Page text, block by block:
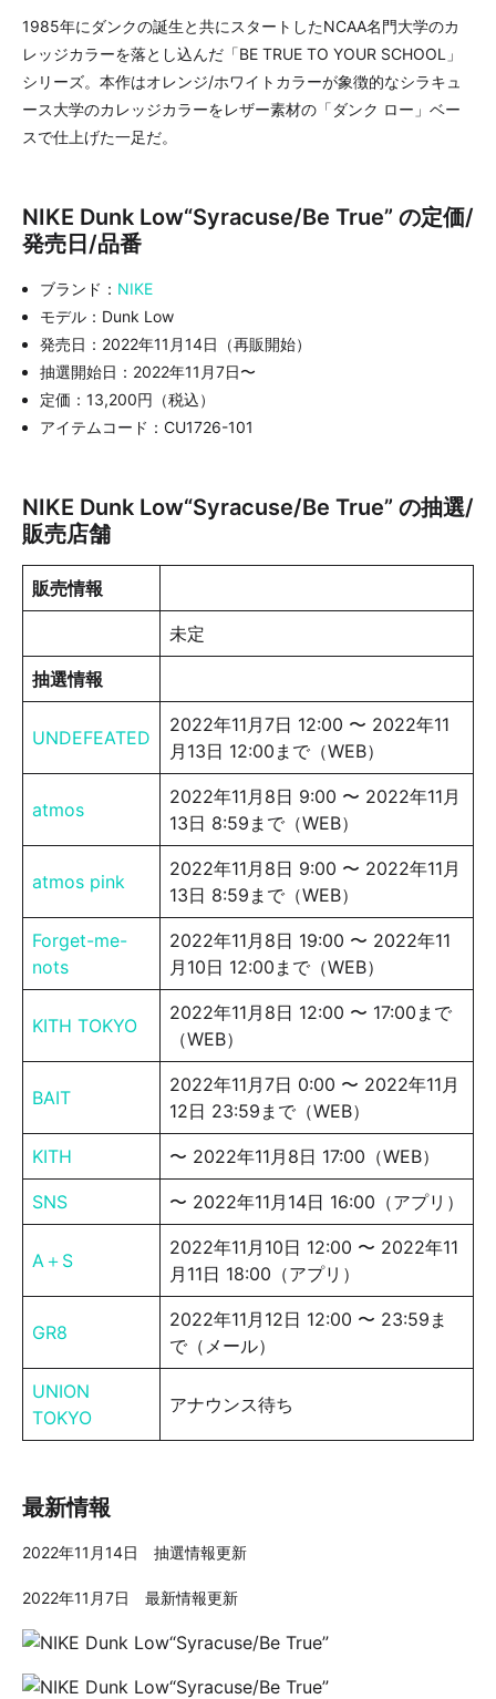
1985年にダンクの誕生と共にスタートしたNCAA名門大学のカ
レッジカラーを落とし込んだ「BE TRUE TO YOUR SCHOOL」
シリーズ。本作はオレンジ/ホワイトカラーが象徴的なシラキュ
ース大学のカレッジカラーをレザー素材の「ダンク ロー」ベー
スで仕上げた一足だ。
NIKE Dunk Low“Syracuse/Be True” の定価/
発売日/品番
ブランド： NIKE
モデル：Dunk Low
発売日：2022年11月14日（再販開始）
抽選開始日：2022年11月7日〜
定価：13,200円（税込）
アイテムコード：CU1726-101
NIKE Dunk Low“Syracuse/Be True” の抽選/
販売店舗
販売情報
未定
抽選情報
UNDEFEATED
2022年11月7日 12:00 〜 2022年11
月13日 12:00まで（WEB）
atmos
2022年11月8日 9:00 〜 2022年11月
13日 8:59まで（WEB）
atmos pink
2022年11月8日 9:00 〜 2022年11月
13日 8:59まで（WEB）
Forget-me-
nots
2022年11月8日 19:00 〜 2022年11
月10日 12:00まで（WEB）
KITH TOKYO
2022年11月8日 12:00 〜 17:00まで
（WEB）
BAIT
2022年11月7日 0:00 〜 2022年11月
12日 23:59まで（WEB）
KITH 〜 2022年11月8日 17:00（WEB）
SNS 〜 2022年11月14日 16:00（アプリ）
A＋S
2022年11月10日 12:00 〜 2022年11
月11日 18:00（アプリ）
GR8
2022年11月12日 12:00 〜 23:59ま
で（メール）
UNION
TOKYO
アナウンス待ち
最新情報
2022年11月14日 抽選情報更新
2022年11月7日 最新情報更新